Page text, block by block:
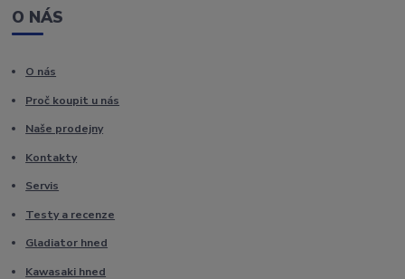
O NÁS
O nás
Proč koupit u nás
Naše prodejny
Kontakty
Servis
Testy a recenze
Gladiator hned
Kawasaki hned